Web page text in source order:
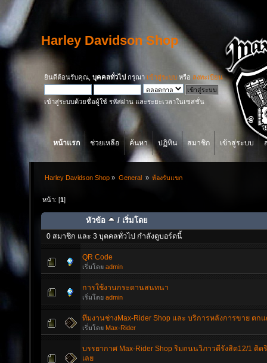
Harley Davidson Shop
ยินดีต้อนรับคุณ, บุคคลทั่วไป กรุณา เข้าสู่ระบบ หรือ ลงทะเบียน
เข้าสู่ระบบด้วยชื่อผู้ใช้ รหัสผ่าน และระยะเวลาในเซสชั่น
หน้าแรก ช่วยเหลือ ค้นหา ปฏิทิน สมาชิก เข้าสู่ระบบ
Harley Davidson Shop » General » ห้องรับแขก
หน้า: [1]
หัวข้อ / เริ่มโดย
0 สมาชิก และ 3 บุคคลทั่วไป กำลังดูบอร์ดนี้
QR Code
เริ่มโดย admin
การใช้งานกระดานสนทนา
เริ่มโดย admin
ทีมงานช่างMax-Rider Shop และ บริการหลังการขาย ตก
เริ่มโดย Max-Rider
บรรยากาศ Max-Rider Shop ริมถนนวิภาวดีรังสิต12/1
เลย